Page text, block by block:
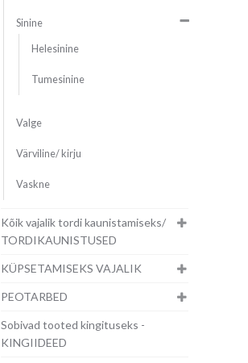
Sinine
Helesinine
Tumesinine
Valge
Värviline/ kirju
Vaskne
Kõik vajalik tordi kaunistamiseks/
TORDIKAUNISTUSED
KÜPSETAMISEKS VAJALIK
PEOTARBED
Sobivad tooted kingituseks -
KINGIIDEED